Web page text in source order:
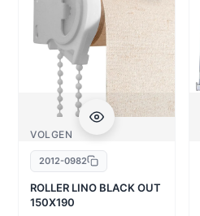
VOLGEN
2012-0982
ROLLER LINO BLACK OUT
150X190